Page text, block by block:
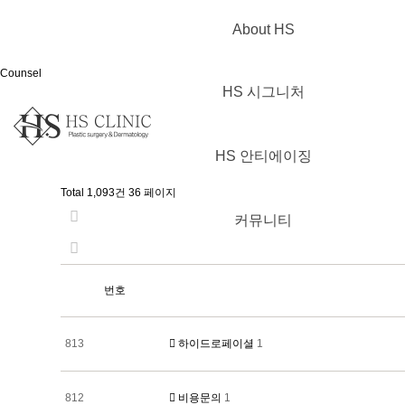
About HS
HS 시그니처
HS 안티에이징
커뮤니티
Counsel
Total 1,093건 36 페이지
번호
813 하이드로페이셜 1
812 비용문의 1